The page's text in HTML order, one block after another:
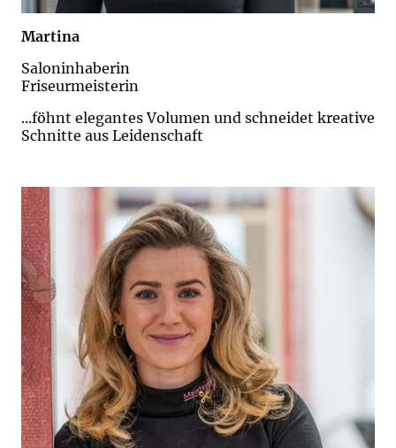
Martina
Saloninhaberin
Friseurmeisterin
...föhnt elegantes Volumen und schneidet kreative
Schnitte aus Leidenschaft